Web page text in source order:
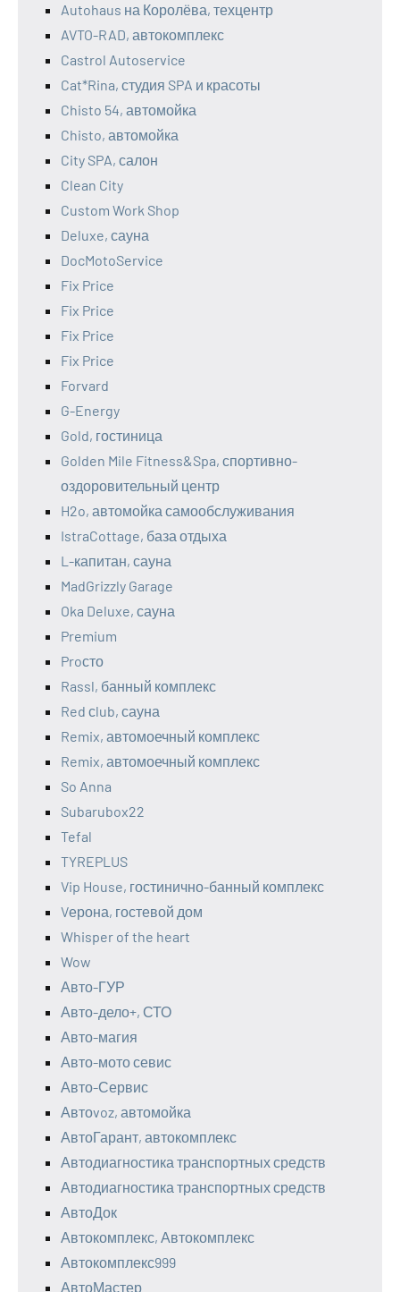
Autohaus на Королёва, техцентр
AVTO-RAD, автокомплекс
Castrol Autoservice
Cat*Rina, студия SPA и красоты
Chisto 54, автомойка
Chisto, автомойка
City SPA, салон
Clean City
Custom Work Shop
Deluxe, сауна
DocMotoService
Fix Price
Fix Price
Fix Price
Fix Price
Forvard
G-Energy
Gold, гостиница
Golden Mile Fitness&Spa, спортивно-
оздоровительный центр
H2o, автомойка самообслуживания
IstraCottage, база отдыха
L-капитан, сауна
MadGrizzly Garage
Oka Deluxe, сауна
Premium
Proсто
Rassl, банный комплекс
Red сlub, сауна
Remix, автомоечный комплекс
Remix, автомоечный комплекс
So Anna
Subarubox22
Tefal
TYREPLUS
Vip House, гостинично-банный комплекс
Vерона, гостевой дом
Whisper of the heart
Wow
Авто-ГУР
Авто-дело+, СТО
Авто-магия
Авто-мото севис
Авто-Сервис
Автоvoz, автомойка
АвтоГарант, автокомплекс
Автодиагностика транспортных средств
Автодиагностика транспортных средств
АвтоДок
Автокомплекс, Автокомплекс
Автокомплекс999
АвтоМастер